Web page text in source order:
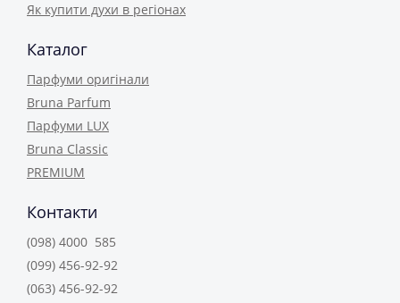
Як купити духи в регіонах
Каталог
Парфуми оригінали
Bruna Parfum
Парфуми LUX
Bruna Classic
PREMIUM
Контакти
(098) 4000 585
(099) 456-92-92
(063) 456-92-92